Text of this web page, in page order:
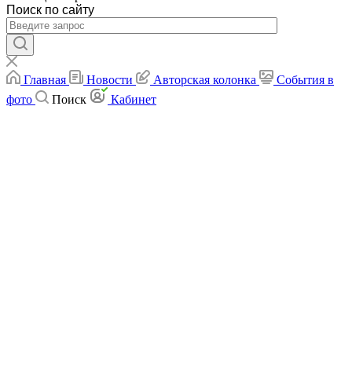
Поиск по сайту
Главная Новости Авторская колонка
События в
фото
Поиск Кабинет